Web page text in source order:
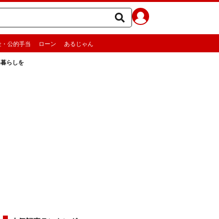
・公的手当 ローン あるじゃん
らしを